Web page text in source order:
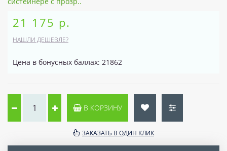
21 175 р.
НАШЛИ ДЕШЕВЛЕ?
Цена в бонусных баллах: 21862
В КОРЗИНУ
ЗАКАЗАТЬ В ОДИН КЛИК